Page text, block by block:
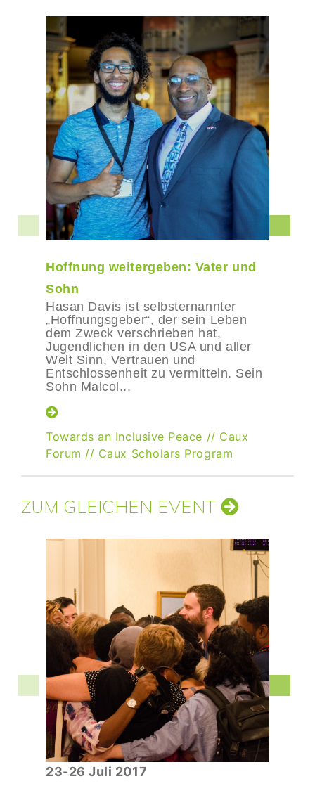
Hoffnung weitergeben: Vater und
Sohn
Hasan Davis ist selbsternannter
„Hoffnungsgeber“, der sein Leben
dem Zweck verschrieben hat,
Jugendlichen in den USA und aller
Welt Sinn, Vertrauen und
Entschlossenheit zu vermitteln. Sein
Sohn Malcol...
Towards an Inclusive Peace // Caux
Forum // Caux Scholars Program
ZUM GLEICHEN EVENT
23-26 Juli 2017